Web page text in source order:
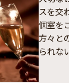
スを交
個室を
方々と
られな